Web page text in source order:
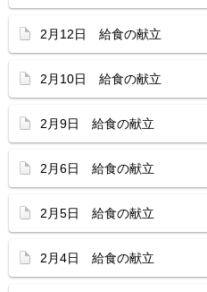
2月12日 給食の献立
2月10日 給食の献立
2月9日 給食の献立
2月6日 給食の献立
2月5日 給食の献立
2月4日 給食の献立